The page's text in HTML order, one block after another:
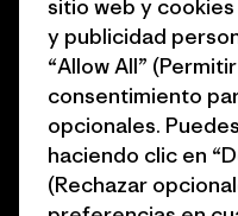
Tarjetas regalo
Encuentra una tienda
sitio web y
y publicidad
“Allow All”
consentimiento
opcionales.
haciendo clic en
(Rechazar